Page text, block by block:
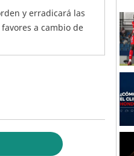
y erradicará las
a cambio de